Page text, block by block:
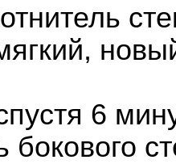
6
бокового